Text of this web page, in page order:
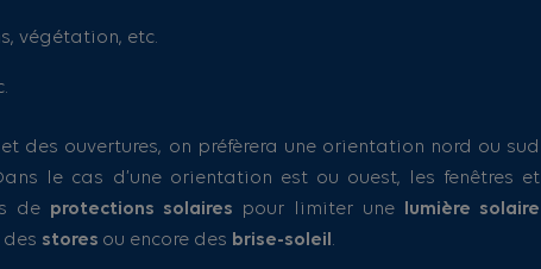
végétation, etc.
des ouvertures, on préfèrera une orientation nord ou sud
le cas d’une orientation est ou ouest, les fenêtres et
de protections solaires pour limiter une
lumière solaire
des stores ou encore des brise-soleil .